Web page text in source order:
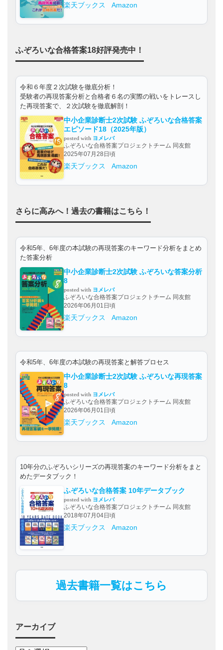
楽天ブックス Amazon
ふぞろいな合格答案18好評発売中！
令和６年度２次試験を徹底分析！
受験者の再現答案分析と合格者６名の実際の戦いをトレースし
た再現答案で、２次試験を徹底解剖！
中小企業診断士2次試験 ふぞろいな合格答案
エピソード18（2025年版）
posted with ヨメレバ
ふぞろいな合格答案プロジェクトチーム 同友館
2025年07月28日頃
楽天ブックス Amazon
さらに高みへ！過去の書籍はこちら！
令和5年、6年度の本試験の再現答案のキーワード分析をまとめ
た答案分析
中小企業診断士2次試験 ふぞろいな答案分析
8
posted with ヨメレバ
ふぞろいな合格答案プロジェクトチーム 同友館
2026年06月01日頃
楽天ブックス Amazon
令和5年、6年度の本試験の再現答案と解答プロセス
中小企業診断士2次試験 ふぞろいな再現答案
8
posted with ヨメレバ
ふぞろいな合格答案プロジェクトチーム 同友館
2026年06月01日頃
楽天ブックス Amazon
10年分のふぞろいシリーズの再現答案のキーワード分析をまと
めたデータブック！
ふぞろいな合格答案 10年データブック
posted with ヨメレバ
ふぞろいな合格答案プロジェクトチーム 同友館
2018年07月04日頃
楽天ブックス Amazon
過去書籍一覧はこちら
アーカイブ